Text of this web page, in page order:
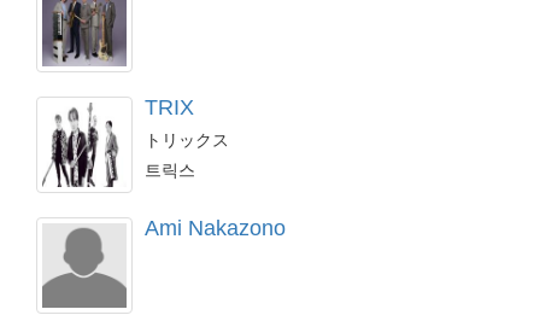
TRIX
トリックス
트릭스
Ami Nakazono